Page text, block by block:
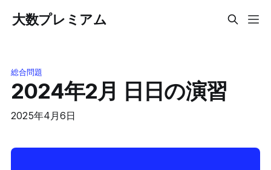
大数プレミアム
総合問題
2024年2月 日日の演習
2025年4月6日